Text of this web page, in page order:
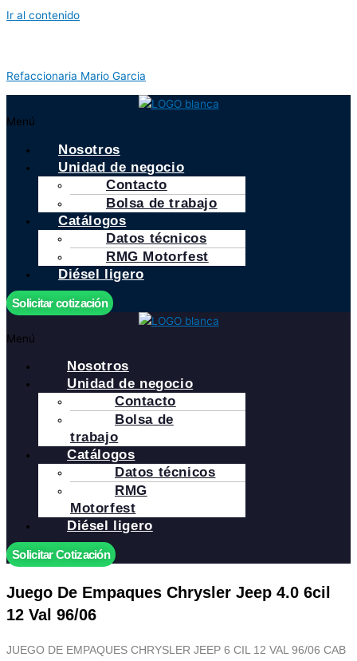
Ir al contenido
Refaccionaria Mario Garcia
Menú
Nosotros
Unidad de negocio
Contacto
Bolsa de trabajo
Catálogos
Datos técnicos
RMG Motorfest
Diésel ligero
Solicitar cotización
Menú
Nosotros
Unidad de negocio
Contacto
Bolsa de
trabajo
Catálogos
Datos técnicos
RMG
Motorfest
Diésel ligero
Solicitar Cotización
Juego De Empaques Chrysler Jeep 4.0 6cil
12 Val 96/06
JUEGO DE EMPAQUES CHRYSLER JEEP 6 CIL 12 VAL 96/06 CAB